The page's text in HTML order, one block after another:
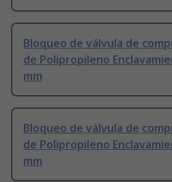
Bloqueo de válvula de
de Polipropileno
mm
Bloqueo de válvula de
de Polipropileno
mm